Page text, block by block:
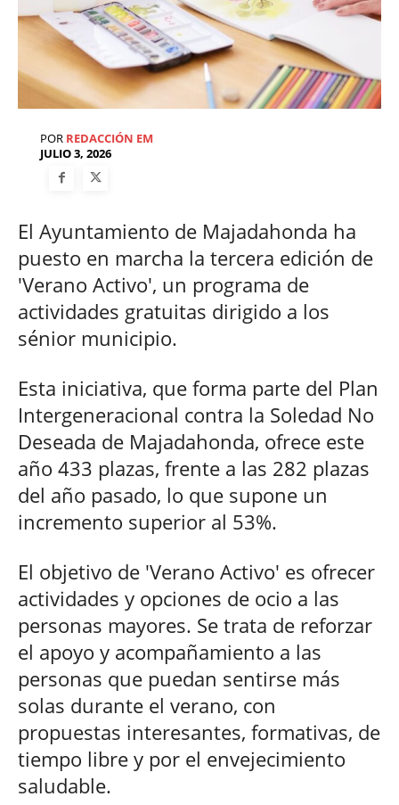
POR REDACCIÓN EM
JULIO 3, 2026
El Ayuntamiento de Majadahonda ha
puesto en marcha la tercera edición de
'Verano Activo', un programa de
actividades gratuitas dirigido a los
sénior municipio.
Esta iniciativa, que forma parte del Plan
Intergeneracional contra la Soledad No
Deseada de Majadahonda, ofrece este
año 433 plazas, frente a las 282 plazas
del año pasado, lo que supone un
incremento superior al 53%.
El objetivo de 'Verano Activo' es ofrecer
actividades y opciones de ocio a las
personas mayores. Se trata de reforzar
el apoyo y acompañamiento a las
personas que puedan sentirse más
solas durante el verano, con
propuestas interesantes, formativas, de
tiempo libre y por el envejecimiento
saludable.